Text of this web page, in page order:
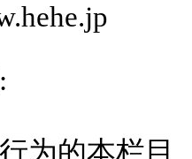
为的本栏目